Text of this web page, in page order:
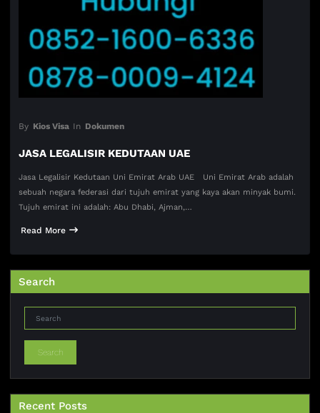
By Kios Visa In Dokumen
JASA LEGALISIR KEDUTAAN UAE
Jasa Legalisir Kedutaan Uni Emirat Arab UAE Uni Emirat Arab adalah
sebuah negara federasi dari tujuh emirat yang kaya akan minyak bumi.
Tujuh emirat ini adalah: Abu Dhabi, Ajman,…
Read More
Search
Search
Recent Posts